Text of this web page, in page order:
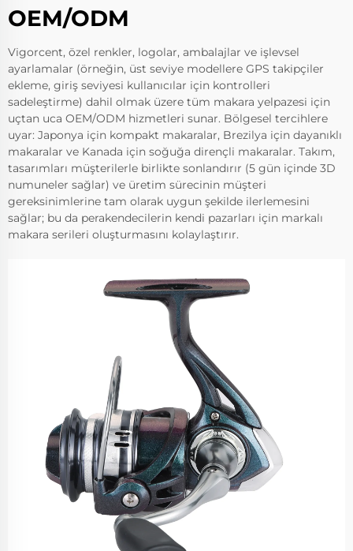
OEM/ODM
Vigorcent, özel renkler, logolar, ambalajlar ve işlevsel
ayarlamalar (örneğin, üst seviye modellere GPS takipçiler
ekleme, giriş seviyesi kullanıcılar için kontrolleri
sadeleştirme) dahil olmak üzere tüm makara yelpazesi için
uçtan uca OEM/ODM hizmetleri sunar. Bölgesel tercihlere
uyar: Japonya için kompakt makaralar, Brezilya için dayanıklı
makaralar ve Kanada için soğuğa dirençli makaralar. Takım,
tasarımları müşterilerle birlikte sonlandırır (5 gün içinde 3D
numuneler sağlar) ve üretim sürecinin müşteri
gereksinimlerine tam olarak uygun şekilde ilerlemesini
sağlar; bu da perakendecilerin kendi pazarları için markalı
makara serileri oluşturmasını kolaylaştırır.